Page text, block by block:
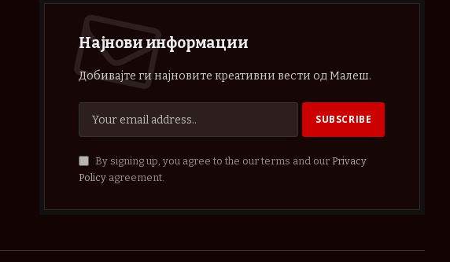
Најнови информации
Добивајте ги најновите креативни вести од Малеш.
By signing up, you agree to the our terms and our Privacy
Policy agreement.